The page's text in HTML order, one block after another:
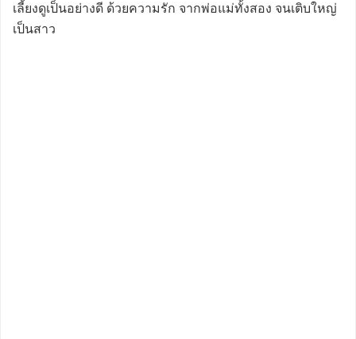
เลี้ยงดูเป็นอย่างดี ด้วยความรัก จากพ่อแม่ทั้งสอง จนเติบใหญ่
เป็นสาว